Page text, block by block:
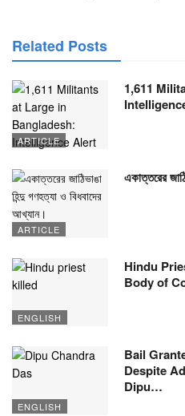
Related Posts
ARTICLE
1,611
ARTICLE
একাত্তরের
ENGLISH
Hindu
Body of
ENGLISH
Bail
Despite
Dipu…